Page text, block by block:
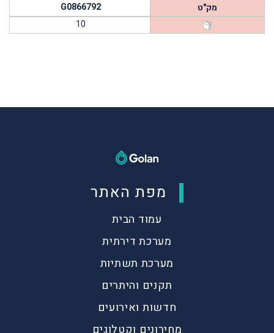
מק"ט
G0866792
10
מפת האתר
עמוד הבית
מערכת דירתית
מערכת תשתיות
תקנים והיתרים
חדשות ואירועים
מחירונים וקטלוגים